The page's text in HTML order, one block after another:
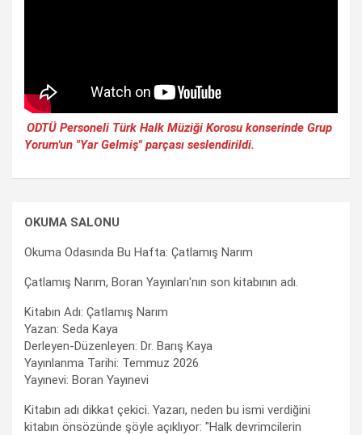
ODTÜ Personeli Türk Halk Müziği Korosu konserinde Grup
Yorum'un "Yar Gelmiş" parçası seslendirildi.
OKUMA SALONU
Okuma Odasında Bu Hafta: Çatlamış Narım
Çatlamış Narım, Boran Yayınları'nın son kitabının adı.
Kitabın Adı: Çatlamış Narım
Yazan: Seda Kaya
Derleyen-Düzenleyen: Dr. Barış Kaya
Yayınlanma Tarihi: Temmuz 2026
Yayınevi: Boran Yayınevi
Kitabın adı dikkat çekici. Yazarı, neden bu ismi verdiğini
kitabın önsözünde şöyle açıklıyor: "Halk devrimcilerin